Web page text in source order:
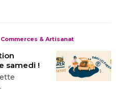
Commerces & Artisanat
samedi !